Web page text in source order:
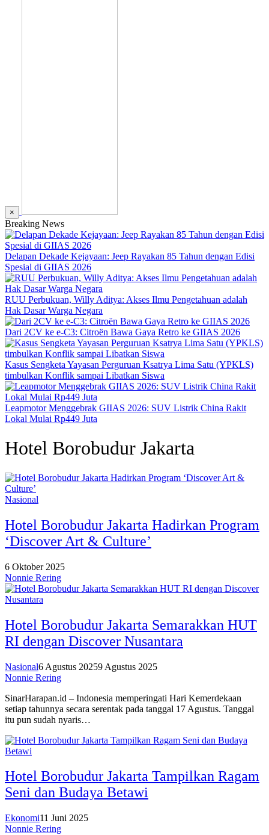
×
Breaking News
Delapan Dekade Kejayaan: Jeep Rayakan 85 Tahun dengan Edisi
Spesial di GIIAS 2026
RUU Perbukuan, Willy Aditya: Akses Ilmu Pengetahuan adalah
Hak Dasar Warga Negara
Dari 2CV ke e-C3: Citroën Bawa Gaya Retro ke GIIAS 2026
Kasus Sengketa Yayasan Perguruan Ksatrya Lima Satu (YPKLS)
timbulkan Konflik sampai Libatkan Siswa
Leapmotor Menggebrak GIIAS 2026: SUV Listrik China Rakit
Lokal Mulai Rp449 Juta
Hotel Borobudur Jakarta
Nasional
Hotel Borobudur Jakarta Hadirkan Program
‘Discover Art & Culture’
6 Oktober 2025
Nonnie Rering
Hotel Borobudur Jakarta Semarakkan HUT
RI dengan Discover Nusantara
Nasional6 Agustus 20259 Agustus 2025
Nonnie Rering
SinarHarapan.id – Indonesia memperingati Hari Kemerdekaan
setiap tahunnya secara serentak pada tanggal 17 Agustus. Tanggal
itu pun sudah nyaris…
Hotel Borobudur Jakarta Tampilkan Ragam
Seni dan Budaya Betawi
Ekonomi11 Juni 2025
Nonnie Rering